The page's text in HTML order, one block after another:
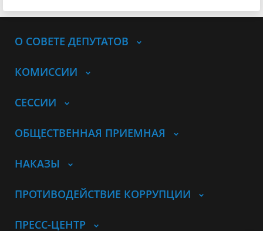
О СОВЕТЕ ДЕПУТАТОВ
КОМИССИИ
СЕССИИ
ОБЩЕСТВЕННАЯ ПРИЕМНАЯ
НАКАЗЫ
ПРОТИВОДЕЙСТВИЕ КОРРУПЦИИ
ПРЕСС-ЦЕНТР